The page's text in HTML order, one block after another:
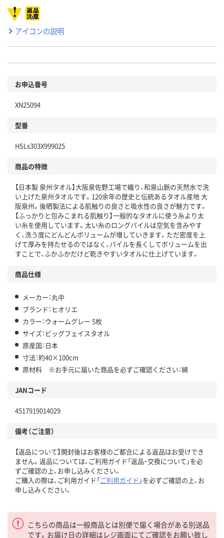
アイコンの説明
お申込番号
XN25094
型番
HSLs303X999025
商品の特徴
【日本製 泉州タオル】大阪泉佐野工場で織り、和泉山脈の天然水で洗
い上げた泉州タオルです。120余年の歴史と伝統あるタオル産地 大
阪泉州。後晒製法による肌触りの良さと吸水性の良さが魅力です。
【ふっかりと包みこまれる肌触り】一般的なタオルに使う糸より太
い糸を使用しています。太い糸のロングパイルは空気を含みやす
く、洗う度にどんどんボリュームが増していきます。ただ密度を上
げて厚みを持たせるのではなく、パイルを長くしてボリュームを出
すことで、ふかふかだけど乾きやすいタオルに仕上げています。
商品仕様
メーカー：丸中
ブランド：ヒオリエ
カラー：ウォームグレー 5枚
サイズ：ビッグフェイスタオル
原産国：日本
寸法：約40×100cm
原材料 ※お手元に届いた商品を必ずご確認ください：綿
JANコード
4517919014029
備考（ご注意）
【返品について】開封後はお客様のご都合による返品はお受けでき
ません。返品については、ご利用ガイド「返品・交換について」を必
ずご確認の上、お申し込みください。
ご購入の際は、ご利用ガイド「ご利用ガイド 」を必ずご確認の上、お
申し込みください。
こちらの商品は一般商品とは別便で届く場合がある別送品
です。お届け日の詳細はレジ画面にてご確認をお願い致し